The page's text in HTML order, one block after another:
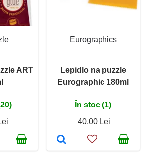
ART
Eurographics
Lepidlo na puzzle
Eurographic 180ml
În stoc (1)
40,00 Lei